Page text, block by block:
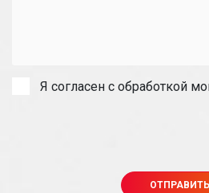
Я согласен с обработкой